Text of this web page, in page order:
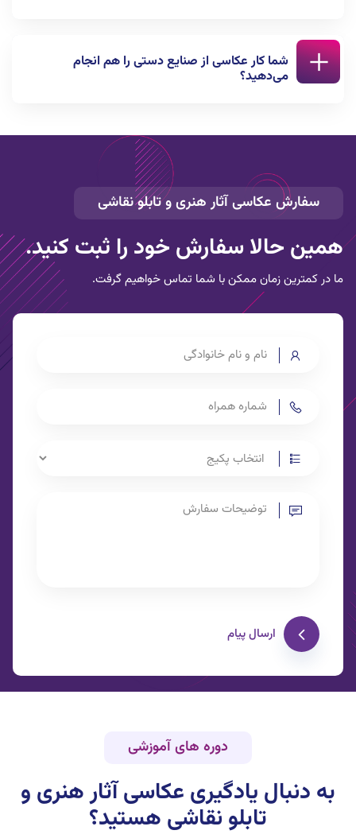
بله. برای اطلاع از زمان و نحوه برگزاری دوره آموزش عکاسی
از آثار هنری و محصول می‌توانید با شماره تلفن
02122844846 تماس بگیرید.
شما کار عکاسی از صنایع دستی را هم انجام
می‌دهید؟
بله. عکاسی تبلیغاتی از صنایع دستی نیز بخشی از خدمات
سفارش عکاسی آثار هنری و تابلو نقاشی
همین حالا سفارش خود را ثبت کنید.
ما در کمترین زمان ممکن با شما تماس خواهیم گرفت.
ارسال پیام
دوره های آموزشی
به دنبال یادگیری عکاسی آثار هنری و
تابلو نقاشی هستید؟